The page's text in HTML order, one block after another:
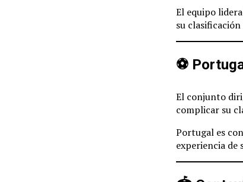
El equipo
su
⚽
El conjunto
complicar su
Portugal es
experiencia de